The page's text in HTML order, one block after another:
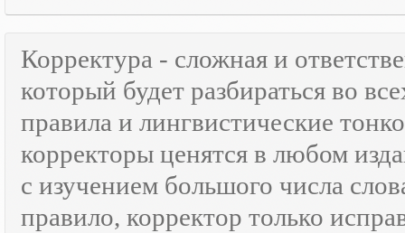
Корректура - сложная и
который будет разбираться во
правила и лингвистические
корректоры ценятся в любом
с изучением большого числа
правило, корректор только